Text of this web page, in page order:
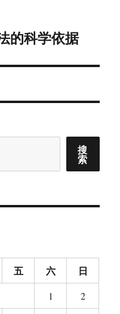
的科学依据
搜
索
五 六 日
1
2